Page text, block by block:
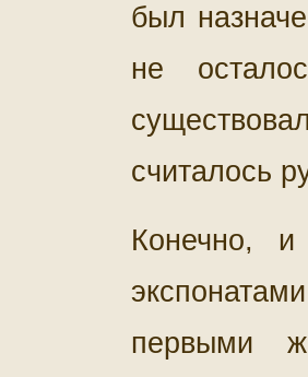
был
не
считалось
Конечно,
первыми